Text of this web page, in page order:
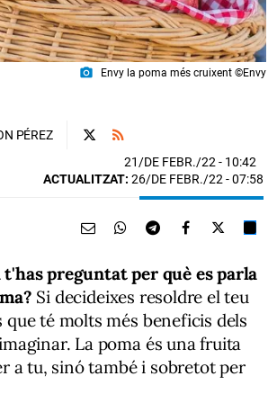
photo_camera Envy la poma més cruixent ©Envy
PÉREZ
21/DE FEBR./22 - 10:42
ACTUALITZAT: 26/DE FEBR./22 - 07:58
t'has preguntat per què es parla
Si decideixes resoldre el teu
té molts més beneficis dels
La poma és una fruita
a tu, sinó també i sobretot per